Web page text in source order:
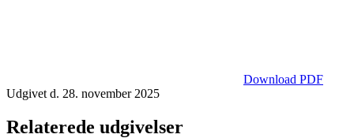
Download PDF
Udgivet d. 28. november 2025
Relaterede udgivelser